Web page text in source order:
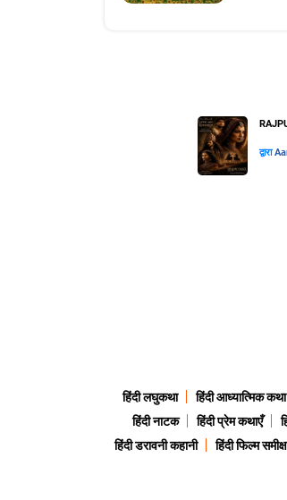
द्वारा
हिंदी लघुकथा हिंदी आध्यात्मिक कथा
हिंदी नाटक
हिंदी प्रेम कथाएँ
हिंदी डरावनी कहानी
हिंदी फिल्म